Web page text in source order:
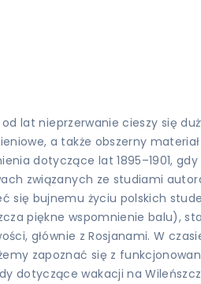
lat nieprzerwanie cieszy się
a także obszerny
dotyczące lat 1895–1901, gdy
związanych ze studiami
się bujnemu życiu polskich
piękne wspomnienie balu),
głównie z Rosjanami. W
zapoznać się z
dotyczące wakacji na